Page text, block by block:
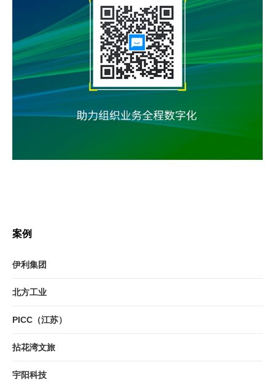
案例
伊利集团
北方工业
PICC（江苏）
拈花湾文旅
宇阳科技